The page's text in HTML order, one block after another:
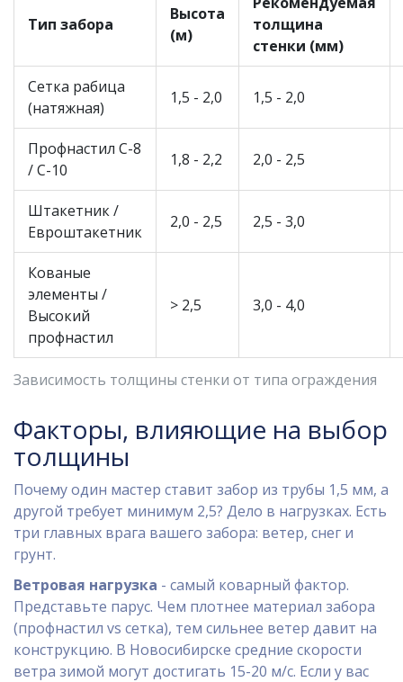
Зависимость толщины стенки от типа ограждения
Тип забора
Высота
(м)
толщина
стенки (мм)
Сетка рабица
(натяжная)
1,5 - 2,0 1,5 - 2,0
Профнастил С-8
/ С-10
1,8 - 2,2 2,0 - 2,5
Штакетник /
Евроштакетник
2,0 - 2,5 2,5 - 3,0
Кованые
элементы /
Высокий
профнастил
> 2,5 3,0 - 4,0
Факторы, влияющие на выбор
толщины
Почему один мастер ставит забор из трубы 1,5 мм, а
другой требует минимум 2,5? Дело в нагрузках. Есть
три главных врага вашего забора: ветер, снег и
грунт.
Ветровая нагрузка - самый коварный фактор.
Представьте парус. Чем плотнее материал забора
(профнастил vs сетка), тем сильнее ветер давит на
конструкцию. В Новосибирске средние скорости
ветра зимой могут достигать 15-20 м/с. Если у вас